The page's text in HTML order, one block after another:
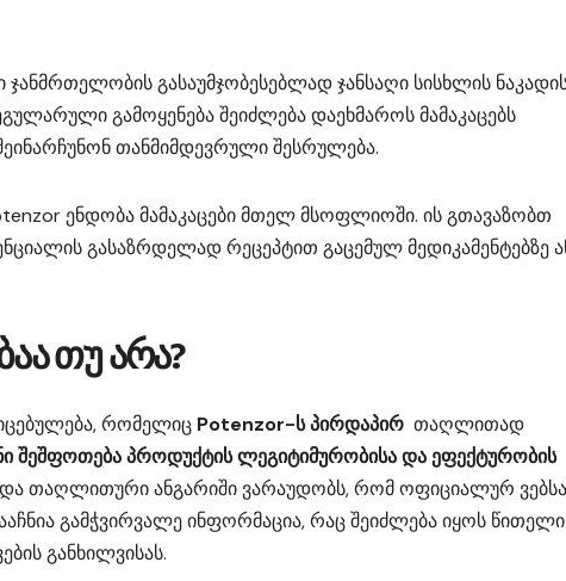
გასაუმჯობესებლად ჯანსაღი სისხლის
გამოყენება შეიძლება დაეხმაროს მამაკაცებს
თანმიმდევრული შესრულება.
ენდობა მამაკაცები მთელ მსოფლიოში. ის გთავაზობთ
გასაზრდელად რეცეპტით გაცემულ მედიკამენტებზე
თუ არა?
რომელიც Potenzor-ს პირდაპირ თაღლითად
შეშფოთება პროდუქტის ლეგიტიმურობისა და ეფექტურობის
თაღლითური ანგარიში ვარაუდობს, რომ ოფიციალურ
გამჭვირვალე ინფორმაცია, რაც შეიძლება იყოს წითელი
განხილვისას.